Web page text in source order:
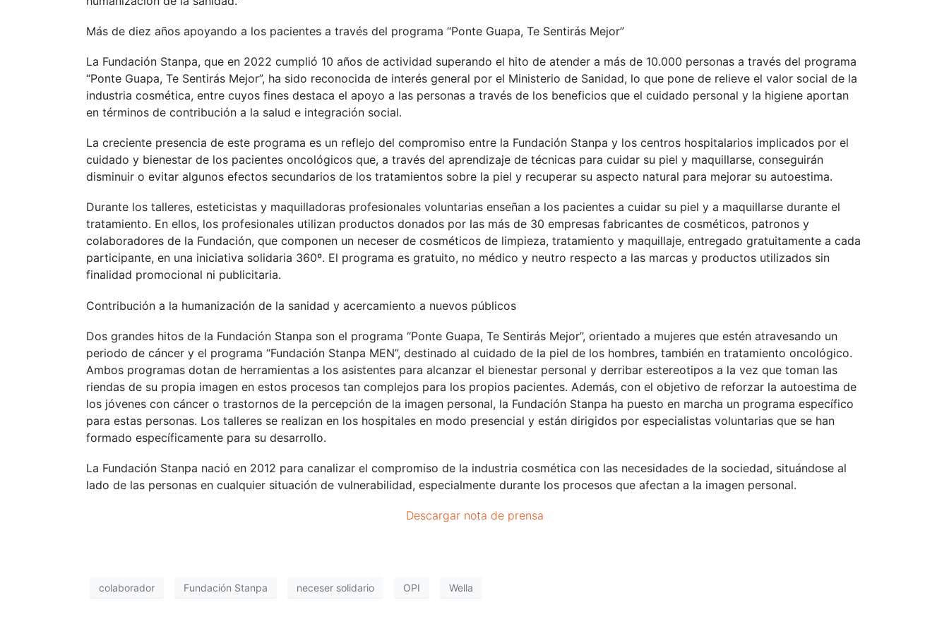
Más de diez años apoyando a los pacientes a través del programa “Ponte Guapa, Te Sentirás Mejor”
La Fundación Stanpa, que en 2022 cumplió 10 años de actividad superando el hito de atender a más de 10.000 personas a través del programa
“Ponte Guapa, Te Sentirás Mejor”, ha sido reconocida de interés general por el Ministerio de Sanidad, lo que pone de relieve el valor social de la
industria cosmética, entre cuyos fines destaca el apoyo a las personas a través de los beneficios que el cuidado personal y la higiene aportan
en términos de contribución a la salud e integración social.
La creciente presencia de este programa es un reflejo del compromiso entre la Fundación Stanpa y los centros hospitalarios implicados por el
cuidado y bienestar de los pacientes oncológicos que, a través del aprendizaje de técnicas para cuidar su piel y maquillarse, conseguirán
disminuir o evitar algunos efectos secundarios de los tratamientos sobre la piel y recuperar su aspecto natural para mejorar su autoestima.
Durante los talleres, esteticistas y maquilladoras profesionales voluntarias enseñan a los pacientes a cuidar su piel y a maquillarse durante el
tratamiento. En ellos, los profesionales utilizan productos donados por las más de 30 empresas fabricantes de cosméticos, patronos y
colaboradores de la Fundación, que componen un neceser de cosméticos de limpieza, tratamiento y maquillaje, entregado gratuitamente a cada
participante, en una iniciativa solidaria 360º. El programa es gratuito, no médico y neutro respecto a las marcas y productos utilizados sin
finalidad promocional ni publicitaria.
Contribución a la humanización de la sanidad y acercamiento a nuevos públicos
Dos grandes hitos de la Fundación Stanpa son el programa “Ponte Guapa, Te Sentirás Mejor”, orientado a mujeres que estén atravesando un
periodo de cáncer y el programa “Fundación Stanpa MEN”, destinado al cuidado de la piel de los hombres, también en tratamiento oncológico.
Ambos programas dotan de herramientas a los asistentes para alcanzar el bienestar personal y derribar estereotipos a la vez que toman las
riendas de su propia imagen en estos procesos tan complejos para los propios pacientes. Además, con el objetivo de reforzar la autoestima de
los jóvenes con cáncer o trastornos de la percepción de la imagen personal, la Fundación Stanpa ha puesto en marcha un programa específico
para estas personas. Los talleres se realizan en los hospitales en modo presencial y están dirigidos por especialistas voluntarias que se han
formado específicamente para su desarrollo.
La Fundación Stanpa nació en 2012 para canalizar el compromiso de la industria cosmética con las necesidades de la sociedad, situándose al
lado de las personas en cualquier situación de vulnerabilidad, especialmente durante los procesos que afectan a la imagen personal.
Descargar nota de prensa
colaborador Fundación Stanpa neceser solidario OPI Wella